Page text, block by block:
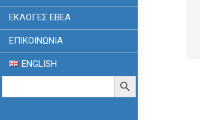
ΕΚΛΟΓΈΣ ΕΒΕΑ
ΕΠΙΚΟΙΝΩΝΙΑ
ENGLISH
Search
Search Button